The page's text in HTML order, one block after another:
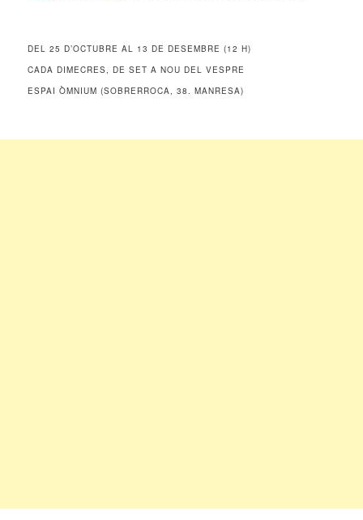
DEL 25 D’OCTUBRE AL 13 DE DESEMBRE (12 H)
CADA DIMECRES, DE SET A NOU DEL VESPRE
ESPAI ÒMNIUM (SOBRERROCA, 38. MANRESA)